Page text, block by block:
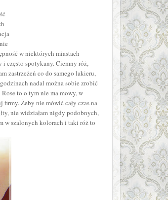
niektórych miastach
często spotykany. Ciemny róż,
zastrzeżeń co do samego lakieru,
nadal można sobie zrobić
to o tym nie ma mowy, w
Żeby nie mówić cały czas na
nie widziałam nigdy podobnych,
w szalonych kolorach i taki róż to